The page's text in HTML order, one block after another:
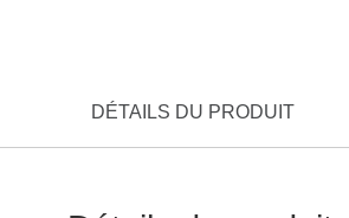
DÉTAILS DU PRODUIT